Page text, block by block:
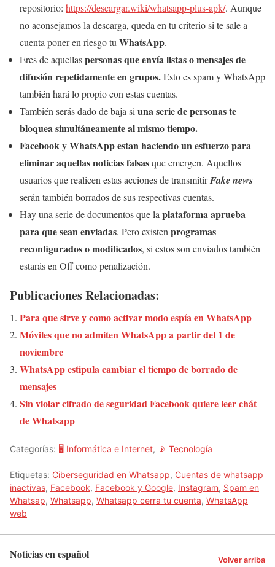
repositorio: https://descargar.wiki/whatsapp-plus-apk/. Aunque
no aconsejamos la descarga, queda en tu criterio si te sale a
cuenta poner en riesgo tu WhatsApp.
Eres de aquellaspersonas que envía listas o mensajes de
difusión repetidamente en grupos.Esto es spam y WhatsApp
también hará lo propio con estas cuentas.
También serás dado de baja si una serie de personas te
bloquea simultáneamente al mismo tiempo.
Facebook y WhatsApp estan haciendo un esfuerzo para
eliminar aquellas noticias falsasque emergen. Aquellos
usuarios que realicen estas acciones de transmitirFake news
serán también borrados de sus respectivas cuentas.
Hay una serie de documentos que la plataforma aprueba
para que sean enviadas. Pero existen programas
reconfigurados o modificados, si estos son enviados también
estarás en Off como penalización.
Publicaciones Relacionadas:
Para que sirve y como activar modo espía en WhatsApp
Móviles que no admiten WhatsApp a partir del 1 de
noviembre
WhatsApp estipula cambiar el tiempo de borrado de
mensajes
Sin violar cifrado de seguridad Facebook quiere leer chát
de Whatsapp
Categorías: 🖥️ Informática e Internet, 📡 Tecnología
Etiquetas: Ciberseguridad en Whatsapp, Cuentas de whatsapp
inactivas, Facebook, Facebook y Google, Instagram, Spam en
Whatsap, Whatsapp, Whatsapp cerra tu cuenta, WhatsApp
web
Noticias en español Volver arriba